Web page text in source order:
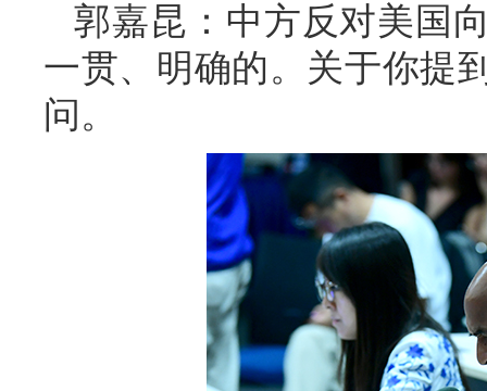
郭嘉昆：中方反对美国
一贯、明确的。关于你提
问。